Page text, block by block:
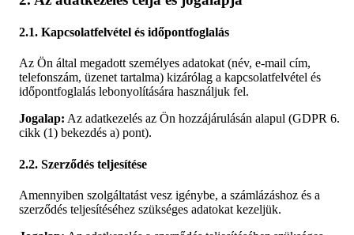
2.1. Kapcsolatfelvétel és időpontfoglalás
Az Ön által megadott személyes adatokat (név, e-mail cím,
telefonszám, üzenet tartalma) kizárólag a kapcsolatfelvétel és
időpontfoglalás lebonyolítására használjuk fel.
Jogalap: Az adatkezelés az Ön hozzájárulásán alapul (GDPR 6.
cikk (1) bekezdés a) pont).
2.2. Szerződés teljesítése
Amennyiben szolgáltatást vesz igénybe, a számlázáshoz és a
szerződés teljesítéséhez szükséges adatokat kezeljük.